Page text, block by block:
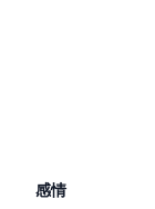
感情